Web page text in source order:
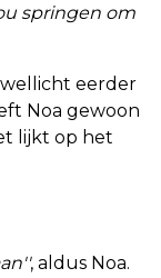
springen om
eerder
Noa gewoon
lijkt op het
, aldus Noa.